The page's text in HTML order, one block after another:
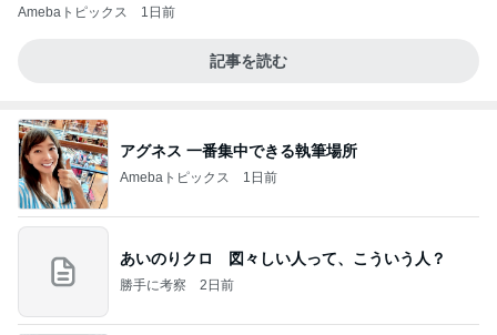
Amebaトピックス 1日前
記事を読む
アグネス 一番集中できる執筆場所
Amebaトピックス 1日前
あいのりクロ 図々しい人って、こういう人？
勝手に考察 2日前